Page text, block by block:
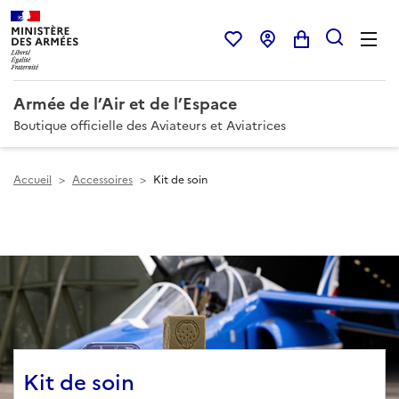
Armée de l’Air et de l’Espace
Boutique officielle des Aviateurs et Aviatrices
Accueil > Accessoires > Kit de soin
Kit de soin